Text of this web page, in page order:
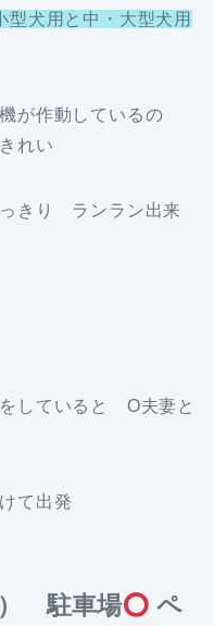
犬用と中・大型犬用
が作動しているの
れい
きり ランラン出来
していると O夫妻と
て出発
） 駐車場
ペ